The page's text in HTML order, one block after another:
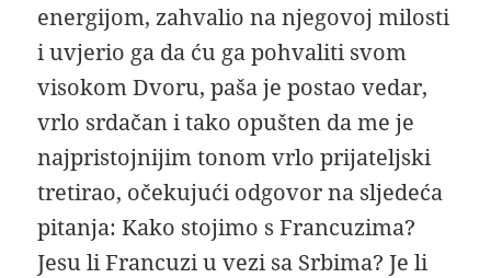
energijom, zahvalio na njegovoj milosti
i uvjerio ga da ću ga pohvaliti svom
visokom Dvoru, paša je postao vedar,
vrlo srdačan i tako opušten da me je
najpristojnijim tonom vrlo prijateljski
tretirao, očekujući odgovor na sljedeća
pitanja: Kako stojimo s Francuzima?
Jesu li Francuzi u vezi sa Srbima? Je li